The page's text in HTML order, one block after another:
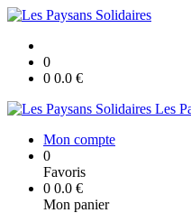
0
0 0.0 €
Les
Mon compte
0
Favoris
0 0.0 €
Mon panier